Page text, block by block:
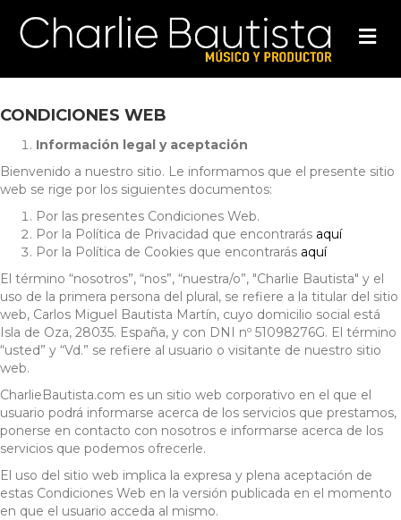
CONDICIONES WEB
Información legal y aceptación
Bienvenido a nuestro sitio. Le informamos que el presente sitio
web se rige por los siguientes documentos:
Por las presentes Condiciones Web.
Por la Política de Privacidad que encontrarás aquí
Por la Política de Cookies que encontrarás aquí
El término “nosotros”, “nos”, “nuestra/o”, "Charlie Bautista" y el
uso de la primera persona del plural, se refiere a la titular del sitio
web, Carlos Miguel Bautista Martín, cuyo domicilio social está
Isla de Oza, 28035. España, y con DNI nº 51098276G. El término
“usted” y “Vd.” se refiere al usuario o visitante de nuestro sitio
web.
CharlieBautista.com es un sitio web corporativo en el que el
usuario podrá informarse acerca de los servicios que prestamos,
ponerse en contacto con nosotros e informarse acerca de los
servicios que podemos ofrecerle.
El uso del sitio web implica la expresa y plena aceptación de
estas Condiciones Web en la versión publicada en el momento
en que el usuario acceda al mismo.